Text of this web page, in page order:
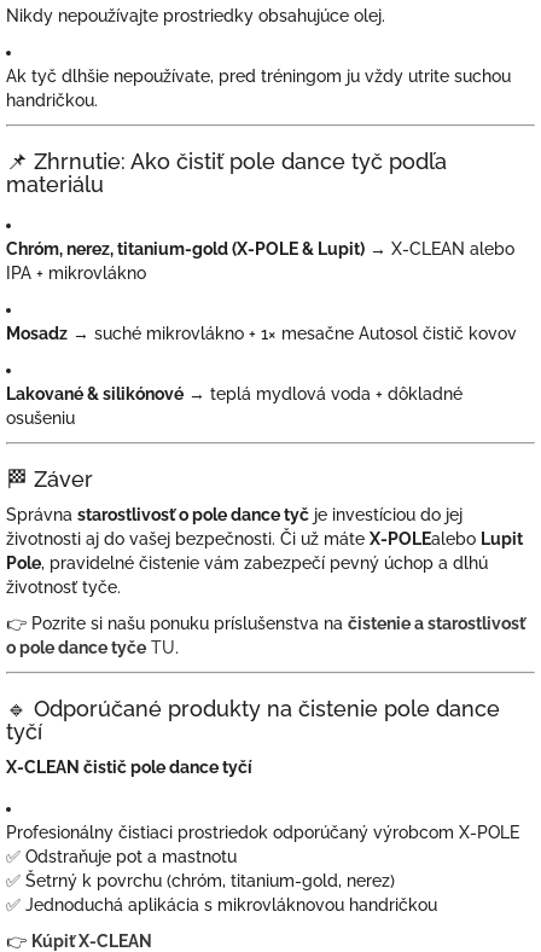
Nikdy nepoužívajte prostriedky obsahujúce olej.
Ak tyč dlhšie nepoužívate, pred tréningom ju vždy utrite suchou
handričkou.
📌 Zhrnutie: Ako čistiť pole dance tyč podľa
materiálu
Chróm, nerez, titanium-gold (X-POLE & Lupit) → X-CLEAN alebo
IPA + mikrovlákno
Mosadz → suché mikrovlákno + 1× mesačne Autosol čistič kovov
Lakované & silikónové → teplá mydlová voda + dôkladné
osušeniu
🏁 Záver
Správna starostlivosť o pole dance tyč je investíciou do jej
životnosti aj do vašej bezpečnosti. Či už máte X-POLEalebo Lupit
Pole, pravidelné čistenie vám zabezpečí pevný úchop a dlhú
životnosť tyče.
👉 Pozrite si našu ponuku príslušenstva na čistenie a starostlivosť
o pole dance tyče TU.
🔹 Odporúčané produkty na čistenie pole dance
tyčí
X-CLEAN čistič pole dance tyčí
Profesionálny čistiaci prostriedok odporúčaný výrobcom X-POLE
✅ Odstraňuje pot a mastnotu
✅ Šetrný k povrchu (chróm, titanium-gold, nerez)
✅ Jednoduchá aplikácia s mikrovláknovou handričkou
👉 Kúpiť X-CLEAN